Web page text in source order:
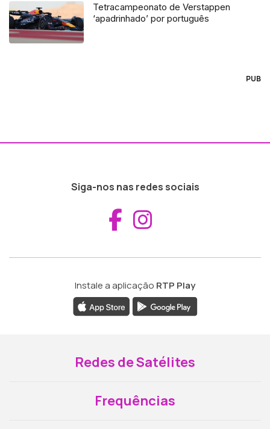
Tetracampeonato de Verstappen
‘apadrinhado’ por português
PUB
Siga-nos nas redes sociais
Aceder ao
Instale a aplicação RTP Play
Redes de Satélites
Frequências